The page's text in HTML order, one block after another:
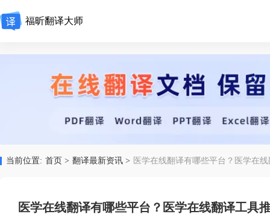
福昕翻译大师
当前位置: 首页 > 翻译最新资讯 > 医学在线翻译有哪些平台？医学在
医学在线翻译有哪些平台？医学在线翻译工具